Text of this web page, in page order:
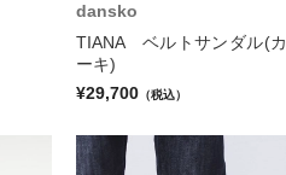
dansko
TIANA ベルトサンダル(カ
ーキ)
¥29,700 （税込）